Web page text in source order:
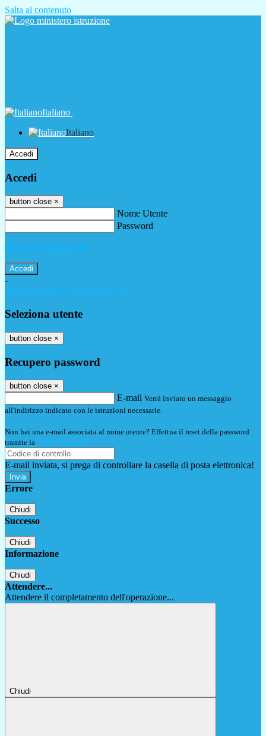
Salta al contenuto
Italiano
Italiano
Accedi
Accedi
button close ×
Nome Utente
Password
Password dimenticata?
-
Entra con SPID
Entra con CIE
Seleziona utente
button close ×
Recupero password
button close ×
E-mail Verrà inviato un messaggio
all'indirizzo indicato con le istruzioni necessarie.
Non hai una e-mail associata al nome utente? Effettua il reset della password
tramite la Login Spaggiari
E-mail inviata, si prega di controllare la casella di posta elettronica!
Errore
Chiudi
Successo
Chiudi
Informazione
Chiudi
Attendere...
Attendere il completamento dell'operazione...
Chiudi